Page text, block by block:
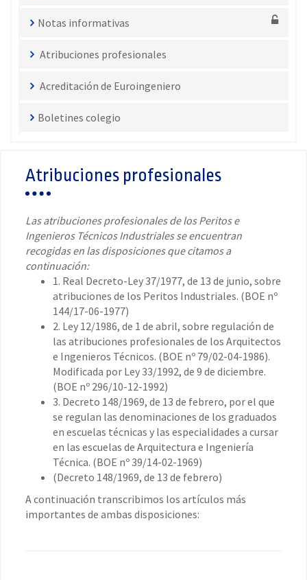
Notas informativas
Atribuciones profesionales
Acreditación de Euroingeniero
Boletines colegio
Atribuciones profesionales
Las atribuciones profesionales de los Peritos e
Ingenieros Técnicos Industriales se encuentran
recogidas en las disposiciones que citamos a
continuación:
1. Real Decreto-Ley 37/1977, de 13 de junio, sobre
atribuciones de los Peritos Industriales. (BOE nº
144/17-06-1977)
2. Ley 12/1986, de 1 de abril, sobre regulación de
las atribuciones profesionales de los Arquitectos
e Ingenieros Técnicos. (BOE nº 79/02-04-1986).
Modificada por Ley 33/1992, de 9 de diciembre.
(BOE nº 296/10-12-1992)
3. Decreto 148/1969, de 13 de febrero, por el que
se regulan las denominaciones de los graduados
en escuelas técnicas y las especialidades a cursar
en las escuelas de Arquitectura e Ingeniería
Técnica. (BOE nº 39/14-02-1969)
(Decreto 148/1969, de 13 de febrero)
A continuación transcribimos los artículos más
importantes de ambas disposiciones: